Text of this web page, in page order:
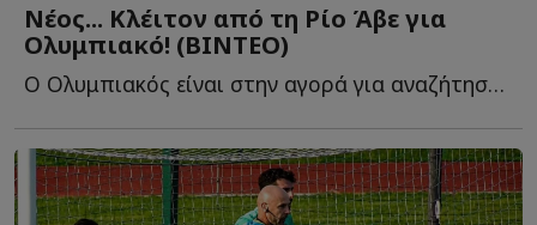
Νέος... Κλέιτον από τη Ρίο Άβε για
Ολυμπιακό! (ΒΙΝΤΕΟ)
Ο Ολυμπιακός είναι στην αγορά για αναζήτηση επιθετικού, λ...